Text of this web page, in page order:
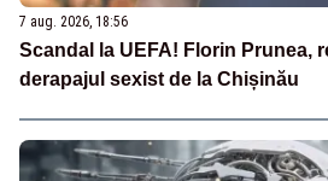
7 aug. 2026, 18:56
Scandal la UEFA! Florin Prunea,
derapajul sexist de la Chișinău